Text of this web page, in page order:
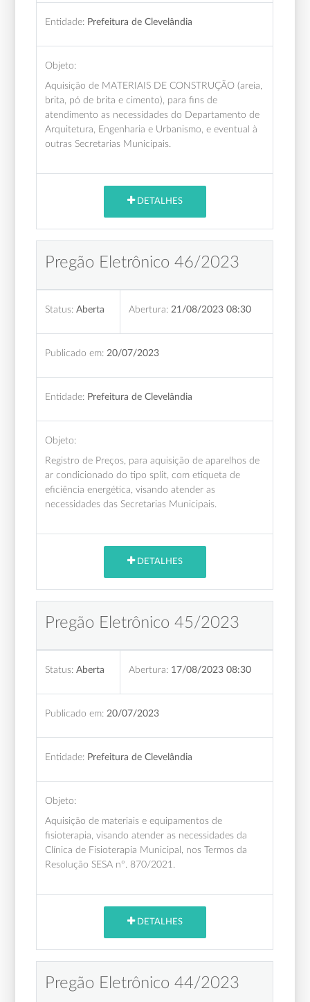
Entidade: Prefeitura de Clevelândia
Objeto:
Aquisição de MATERIAIS DE CONSTRUÇÃO (areia,
brita, pó de brita e cimento), para fins de
atendimento as necessidades do Departamento de
Arquitetura, Engenharia e Urbanismo, e eventual à
outras Secretarias Municipais.
DETALHES
Pregão Eletrônico 46/2023
Status: Aberta Abertura: 21/08/2023 08:30
Publicado em: 20/07/2023
Entidade: Prefeitura de Clevelândia
Objeto:
Registro de Preços, para aquisição de aparelhos de
ar condicionado do tipo split, com etiqueta de
eficiência energética, visando atender as
necessidades das Secretarias Municipais.
DETALHES
Pregão Eletrônico 45/2023
Status: Aberta Abertura: 17/08/2023 08:30
Publicado em: 20/07/2023
Entidade: Prefeitura de Clevelândia
Objeto:
Aquisição de materiais e equipamentos de
fisioterapia, visando atender as necessidades da
Clínica de Fisioterapia Municipal, nos Termos da
Resolução SESA nº. 870/2021.
DETALHES
Pregão Eletrônico 44/2023